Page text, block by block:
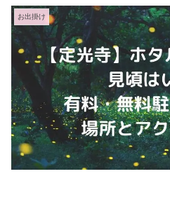
お出掛け